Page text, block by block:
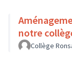
notre
Collège